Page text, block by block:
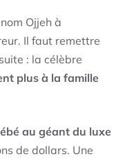
Ojjeh à
Il faut remettre
: la célèbre
plus à la famille
au géant du luxe
de dollars. Une